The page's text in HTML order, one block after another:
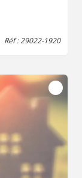
Réf : 29022-1920